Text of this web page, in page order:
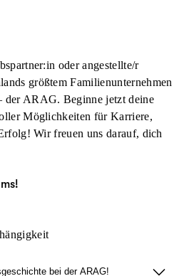
oder angestellte/r
größtem Familienunternehmen
der ARAG. Beginne jetzt deine
Möglichkeiten für Karriere,
Wir freuen uns darauf, dich
bei der ARAG!